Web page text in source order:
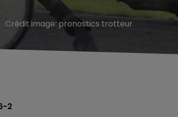
Crédit image: pronostics trotteur
2